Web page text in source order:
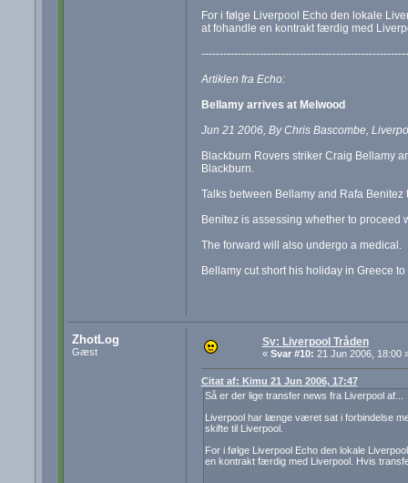
For i følge Liverpool Echo den lokale
at fohandle en kontrakt færdig med
Artiklen fra Echo:
Bellamy arrives at Melwood
Jun 21 2006, By Chris Bascombe,
Blackburn Rovers striker Craig Bellamy
Blackburn.
Talks between Bellamy and Rafa
Benitez is assessing whether to proceed
The forward will also undergo a medical.
Bellamy cut short his holiday in Greece
ZhotLog
Gæst
Sv: Liverpool Tråden
« Svar #10: 21 Jun 2006, 18:00
Citat af: Kimu 21 Jun 2006, 17:47
Så er der lige transfer news fra Liverpool af...
Liverpool har længe været sat i forbindelse
skifte til Liverpool.
For i følge Liverpool Echo den lokale
en kontrakt færdig med Liverpool. Hvis